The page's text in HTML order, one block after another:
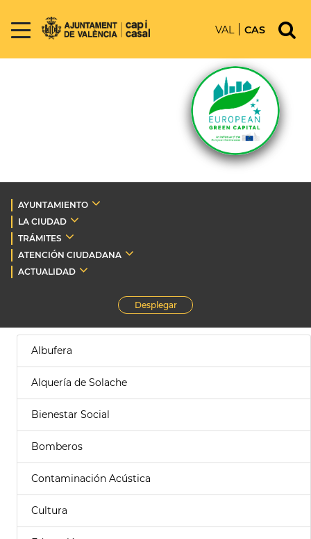
VAL CAS
AYUNTAMIENTO
LA CIUDAD
TRÁMITES
ATENCIÓN CIUDADANA
ACTUALIDAD
Desplegar
Albufera
Alquería de Solache
Bienestar Social
Bomberos
Contaminación Acústica
Cultura